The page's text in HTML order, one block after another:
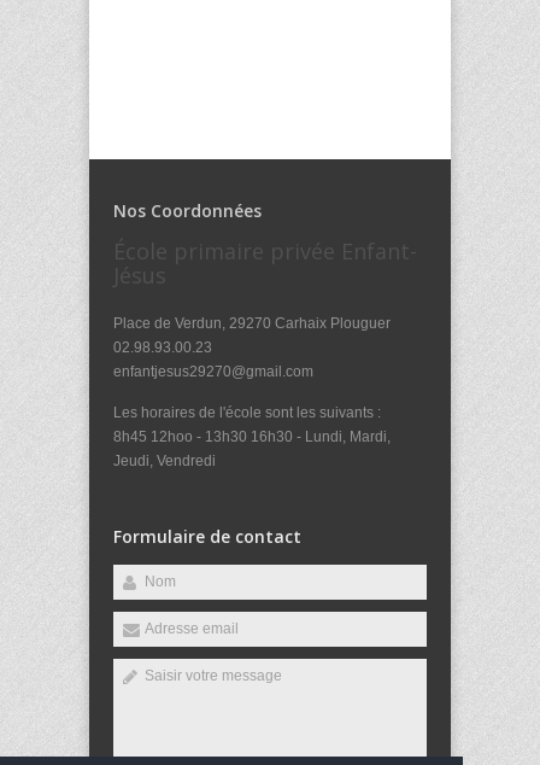
Nos Coordonnées
École primaire privée Enfant-
Jésus
Place de Verdun, 29270 Carhaix Plouguer
02.98.93.00.23
enfantjesus29270@gmail.com
Les horaires de l'école sont les suivants :
8h45 12hoo - 13h30 16h30 - Lundi, Mardi,
Jeudi, Vendredi
Formulaire de contact